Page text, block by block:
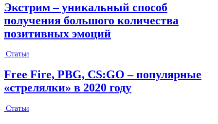
Экстрим – уникальный способ
получения большого количества
позитивных эмоций
Статьи
Free Fire, PBG, CS:GO – популярные
«стрелялки» в 2020 году
Статьи